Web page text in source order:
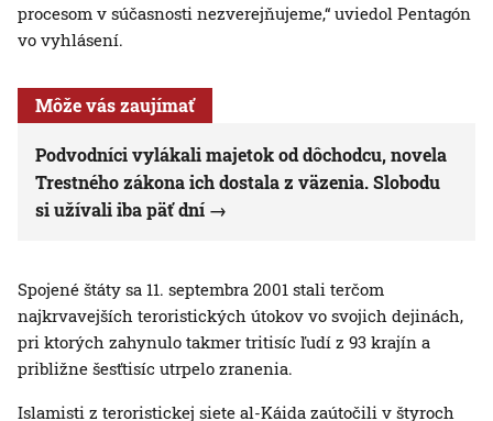
procesom v súčasnosti nezverejňujeme,“ uviedol Pentagón
vo vyhlásení.
Môže vás zaujímať
Podvodníci vylákali majetok od dôchodcu, novela
Trestného zákona ich dostala z väzenia. Slobodu
si užívali iba päť dní
Spojené štáty sa 11. septembra 2001 stali terčom
najkrvavejších teroristických útokov vo svojich dejinách,
pri ktorých zahynulo takmer tritisíc ľudí z 93 krajín a
približne šesťtisíc utrpelo zranenia.
Islamisti z teroristickej siete al-Káida zaútočili v štyroch